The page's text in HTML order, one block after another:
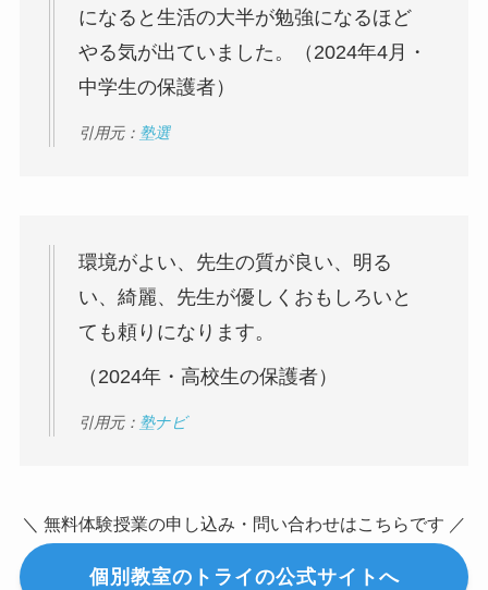
になると生活の大半が勉強になるほど
やる気が出ていました。（2024年4月・
中学生の保護者）
引用元： 塾選
環境がよい、先生の質が良い、明る
い、綺麗、先生が優しくおもしろいと
ても頼りになります。
（2024年・高校生の保護者）
引用元： 塾ナビ
＼ 無料体験授業の申し込み・問い合わせはこちらです ／
個別教室のトライの公式サイトへ